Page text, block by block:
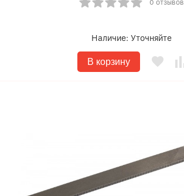
0 отзывов
Наличие: Уточняйте
В корзину